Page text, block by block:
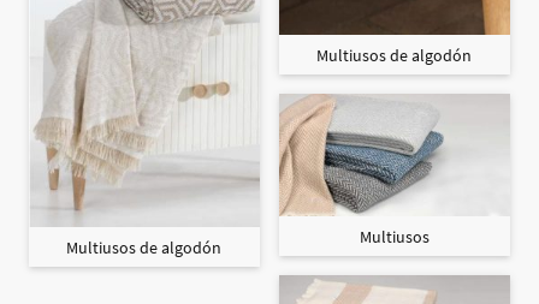
Multiusos de algodón
Multiusos de algodón
Multiusos